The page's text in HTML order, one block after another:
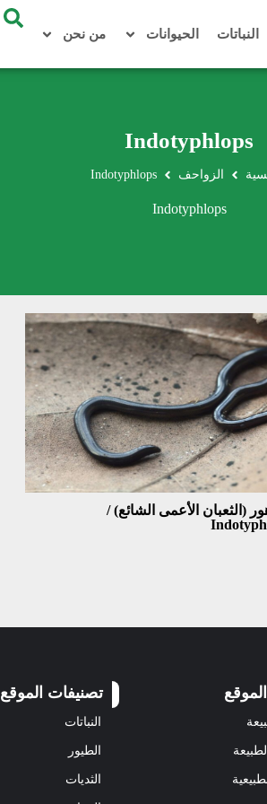
النباتات الحيوانات من نحن
Indotyphlops
الزواحف Indotyphlops
Indotyphlops
(الثعبان الأعمى الشائع) /
تصنيفات الموقع
النباتات
الطيور
الثديات